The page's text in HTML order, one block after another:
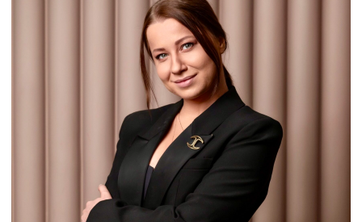
Евгений Никитин
Мастер спорта международного
Трехкратный Чемпион Мира